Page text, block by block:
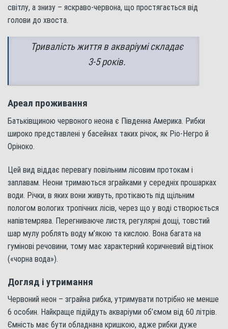
світлу, а знизу – яскраво-червона, що простягається від
голови до хвоста.
Тривалість життя в акваріумі складає
3-5 років.
Ареал проживання
Батьківщиною червоного неона є Південна Америка. Рибки
широко представлені у басейнах таких річок, як Ріо-Негро й
Оріноко.
Цей вид віддає перевагу повільним лісовим протокам і
заплавам. Неони тримаються зграйками у середніх прошарках
води. Річки, в яких вони живуть, протікають під щільним
пологом вологих тропічних лісів, через що у воді створюється
напівтемрява. Перегниваюче листя, регулярні дощі, товстий
шар мулу роблять воду м’якою та кислою. Вона багата на
гумінові речовини, тому має характерний коричневий відтінок
(«чорна вода»).
Догляд і утримання
Червоний неон – зграйна рибка, утримувати потрібно не менше
6 особин. Найкраще підійдуть акваріуми об’ємом від 60 літрів.
Ємність має бути обладнана кришкою, адже рибки дуже